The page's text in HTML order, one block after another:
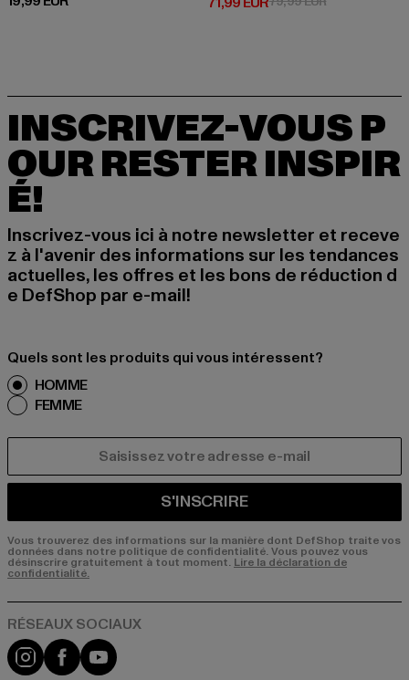
INSCRIVEZ-VOUS P
OUR RESTER INSPIR
É!
Inscrivez-vous ici à notre newsletter et receve
z à l'avenir des informations sur les tendances
actuelles, les offres et les bons de réduction d
e DefShop par e-mail!
Quels sont les produits qui vous intéressent?
HOMME
FEMME
S'INSCRIRE
Vous trouverez des informations sur la manière dont DefShop traite vos
données dans notre politique de confidentialité. Vous pouvez vous
désinscrire gratuitement à tout moment. Lire la déclaration de
confidentialité.
Visit our Instagram page:
Visit our Facebook page:
Visit our YouTube channel: